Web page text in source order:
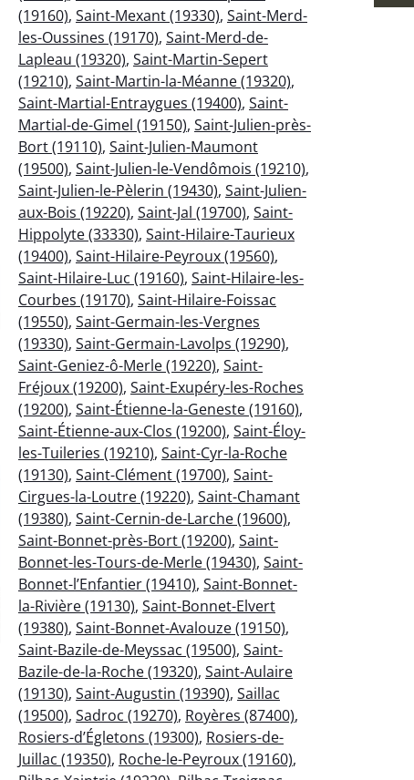
(19160), Saint-Mexant (19330), Saint-Merd-
les-Oussines (19170), Saint-Merd-de-
Lapleau (19320), Saint-Martin-Sepert
(19210), Saint-Martin-la-Méanne (19320),
Saint-Martial-Entraygues (19400), Saint-
Martial-de-Gimel (19150), Saint-Julien-près-
Bort (19110), Saint-Julien-Maumont
(19500), Saint-Julien-le-Vendômois (19210),
Saint-Julien-le-Pèlerin (19430), Saint-Julien-
aux-Bois (19220), Saint-Jal (19700), Saint-
Hippolyte (33330), Saint-Hilaire-Taurieux
(19400), Saint-Hilaire-Peyroux (19560),
Saint-Hilaire-Luc (19160), Saint-Hilaire-les-
Courbes (19170), Saint-Hilaire-Foissac
(19550), Saint-Germain-les-Vergnes
(19330), Saint-Germain-Lavolps (19290),
Saint-Geniez-ô-Merle (19220), Saint-
Fréjoux (19200), Saint-Exupéry-les-Roches
(19200), Saint-Étienne-la-Geneste (19160),
Saint-Étienne-aux-Clos (19200), Saint-Éloy-
les-Tuileries (19210), Saint-Cyr-la-Roche
(19130), Saint-Clément (19700), Saint-
Cirgues-la-Loutre (19220), Saint-Chamant
(19380), Saint-Cernin-de-Larche (19600),
Saint-Bonnet-près-Bort (19200), Saint-
Bonnet-les-Tours-de-Merle (19430), Saint-
Bonnet-l’Enfantier (19410), Saint-Bonnet-
la-Rivière (19130), Saint-Bonnet-Elvert
(19380), Saint-Bonnet-Avalouze (19150),
Saint-Bazile-de-Meyssac (19500), Saint-
Bazile-de-la-Roche (19320), Saint-Aulaire
(19130), Saint-Augustin (19390), Saillac
(19500), Sadroc (19270), Royères (87400),
Rosiers-d’Égletons (19300), Rosiers-de-
Juillac (19350), Roche-le-Peyroux (19160),